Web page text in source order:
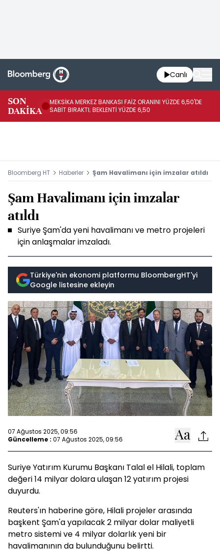
Canlı
SON
DAKİKA
MEKSİKA MERKEZ BANKASI FAİZ ORANINI YÜZDE 6,50'DE
SABİT BIRAKTI; BEKLENTİ YÜZDE 6,50
Bloomberg HT Haberler Şam Havalimanı için imzalar atıldı
Şam Havalimanı için imzalar
atıldı
Suriye Şam'da yeni havalimanı ve metro projeleri
için anlaşmalar imzaladı.
Türkiye'nin ekonomi platformu BloombergHT'yi
Google listesine ekleyin
07 Ağustos 2025, 09:56
Güncelleme : 07 Ağustos 2025, 09:56
Suriye Yatırım Kurumu Başkanı Talal el Hilali, toplam
değeri 14 milyar dolara ulaşan 12 yatırım projesi
duyurdu.
Reuters'ın haberine göre, Hilali projeler arasında
başkent Şam'a yapılacak 2 milyar dolar maliyetli
metro sistemi ve 4 milyar dolarlık yeni bir
havalimanının da bulunduğunu belirtti.